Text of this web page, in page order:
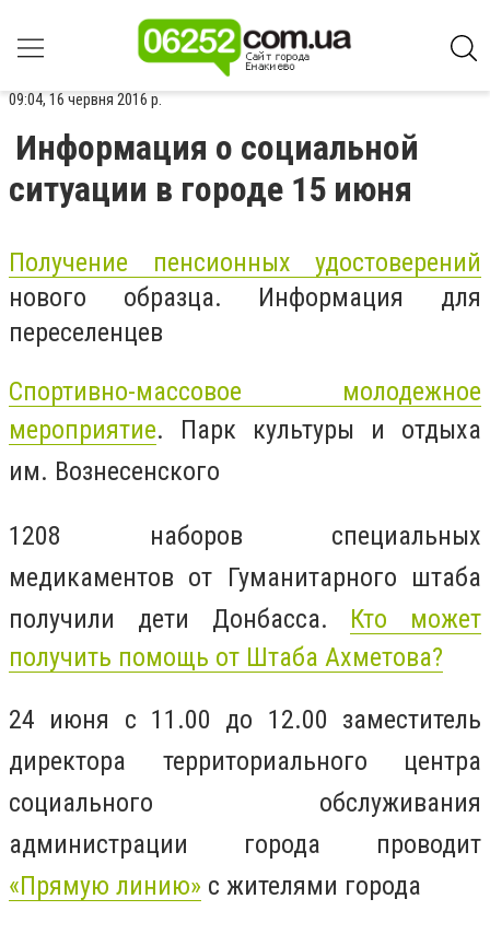
09:04, 16 червня 2016 р.
Информация о социальной
ситуации в городе 15 июня
Получение пенсионных удостоверений
нового образца. Информация для
переселенцев
Спортивно-массовое молодежное
мероприятие. Парк культуры и отдыха
им. Вознесенского
1208 наборов специальных
медикаментов от Гуманитарного штаба
получили дети Донбасса. Кто может
получить помощь от Штаба Ахметова?
24 июня с 11.00 до 12.00 заместитель
директора территориального центра
социального обслуживания
администрации города проводит
«Прямую линию» с жителями города